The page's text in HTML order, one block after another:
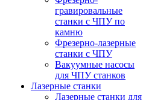
гравировальные
станки с ЧПУ по
камню
Фрезерно-лазерные
станки с ЧПУ
Вакуумные насосы
для ЧПУ станков
Лазерные станки
Лазерные станки для